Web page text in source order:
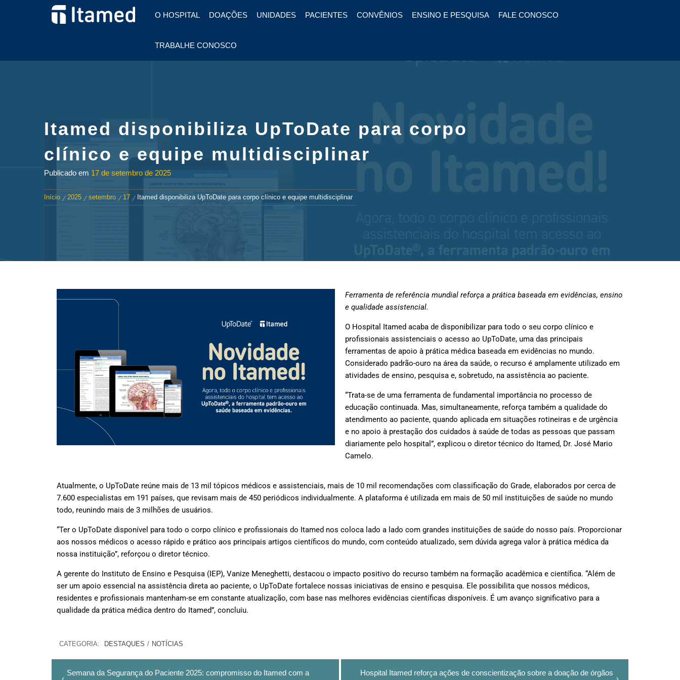
HOSPITAL
ITAMED
HOSPITAL EM FOZ DO
IGUAÇU
O HOSPITAL DOAÇÕES UNIDADES PACIENTES CONVÊNIOS ENSINO E PESQUISA FALE CONOSCO
TRABALHE CONOSCO
Itamed disponibiliza UpToDate para corpo
clínico e equipe multidisciplinar
Publicado em 17 de setembro de 2025
Início 2025 setembro 17 Itamed disponibiliza UpToDate para corpo clínico e equipe multidisciplinar
Ferramenta de referência mundial reforça a prática baseada em evidências, ensino
e qualidade assistencial.
O Hospital Itamed acaba de disponibilizar para todo o seu corpo clínico e
profissionais assistenciais o acesso ao UpToDate, uma das principais
ferramentas de apoio à prática médica baseada em evidências no mundo.
Considerado padrão-ouro na área da saúde, o recurso é amplamente utilizado em
atividades de ensino, pesquisa e, sobretudo, na assistência ao paciente.
“Trata-se de uma ferramenta de fundamental importância no processo de
educação continuada. Mas, simultaneamente, reforça também a qualidade do
atendimento ao paciente, quando aplicada em situações rotineiras e de urgência
e no apoio à prestação dos cuidados à saúde de todas as pessoas que passam
diariamente pelo hospital”, explicou o diretor técnico do Itamed, Dr. José Mario
Camelo.
Atualmente, o UpToDate reúne mais de 13 mil tópicos médicos e assistenciais, mais de 10 mil recomendações com classificação do Grade, elaborados por cerca de
7.600 especialistas em 191 países, que revisam mais de 450 periódicos individualmente. A plataforma é utilizada em mais de 50 mil instituições de saúde no mundo
todo, reunindo mais de 3 milhões de usuários.
“Ter o UpToDate disponível para todo o corpo clínico e profissionais do Itamed nos coloca lado a lado com grandes instituições de saúde do nosso país. Proporcionar
aos nossos médicos o acesso rápido e prático aos principais artigos científicos do mundo, com conteúdo atualizado, sem dúvida agrega valor à prática médica da
nossa instituição”, reforçou o diretor técnico.
A gerente do Instituto de Ensino e Pesquisa (IEP), Vanize Meneghetti, destacou o impacto positivo do recurso também na formação acadêmica e científica. “Além de
ser um apoio essencial na assistência direta ao paciente, o UpToDate fortalece nossas iniciativas de ensino e pesquisa. Ele possibilita que nossos médicos,
residentes e profissionais mantenham-se em constante atualização, com base nas melhores evidências científicas disponíveis. É um avanço significativo para a
qualidade da prática médica dentro do Itamed”, concluiu.
CATEGORIA: DESTAQUES / NOTÍCIAS
Semana da Segurança do Paciente 2025: compromisso do Itamed com a Hospital Itamed reforça ações de conscientização sobre a doação de órgãos